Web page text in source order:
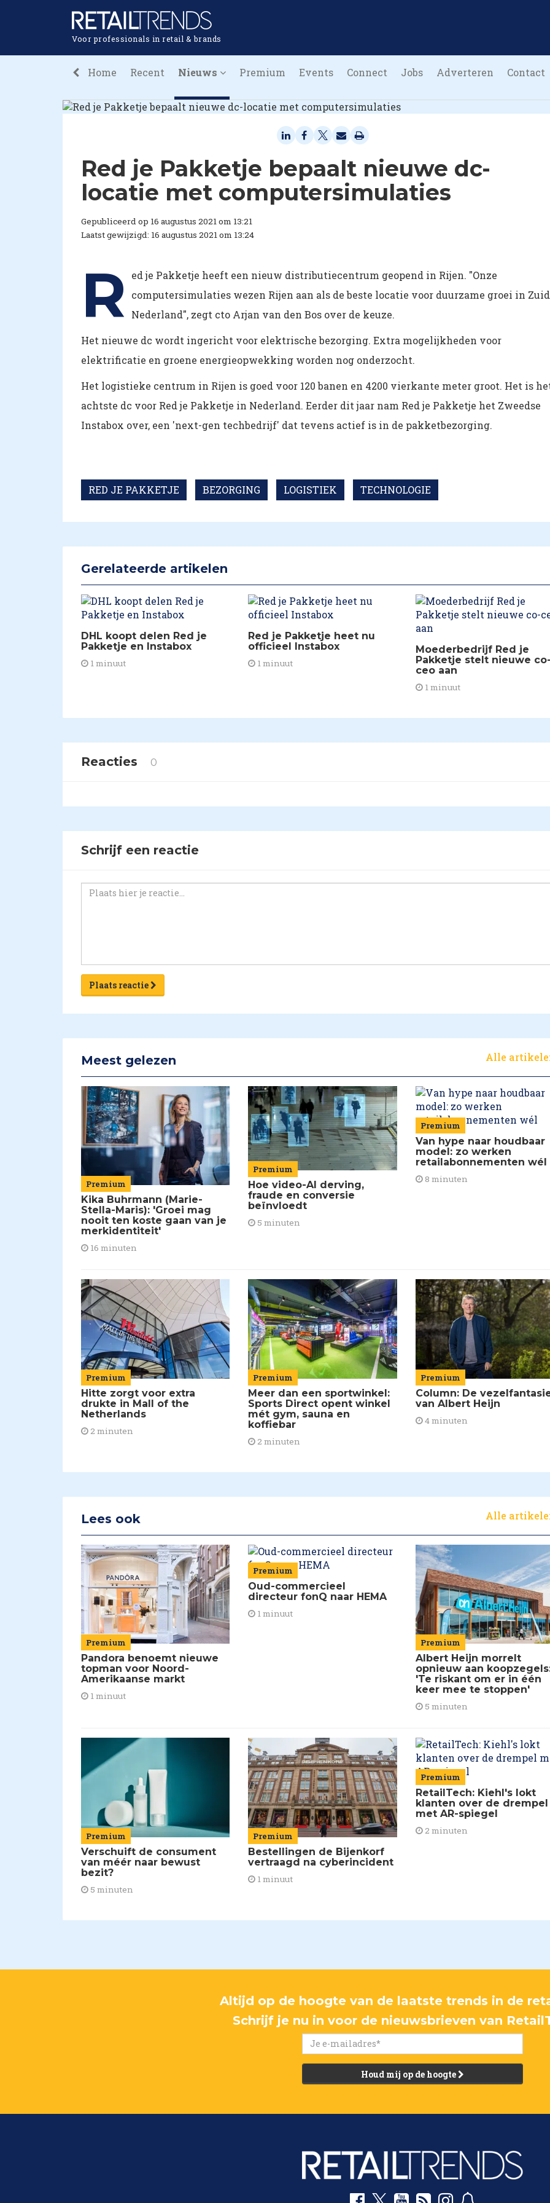
Voor professionals in retail & brands
Home Recent Nieuws Premium Events Connect Jobs Adverteren Contact
Red je Pakketje bepaalt nieuwe dc-
locatie met computersimulaties
Gepubliceerd op 16 augustus 2021 om 13:21
Laatst gewijzigd: 16 augustus 2021 om 13:24
R
ed je Pakketje heeft een nieuw distributiecentrum geopend in Rijen. "Onze
computersimulaties wezen Rijen aan als de beste locatie voor duurzame groei in
Nederland", zegt cto Arjan van den Bos over de keuze.
Het nieuwe dc wordt ingericht voor elektrische bezorging. Extra mogelijkheden voor
elektrificatie en groene energieopwekking worden nog onderzocht.
Het logistieke centrum in Rijen is goed voor 120 banen en 4200 vierkante meter groot. Het is
achtste dc voor Red je Pakketje in Nederland. Eerder dit jaar nam Red je Pakketje het Zweedse
Instabox over, een 'next-gen techbedrijf' dat tevens actief is in de pakketbezorging.
RED JE PAKKETJE BEZORGING LOGISTIEK TECHNOLOGIE
Gerelateerde artikelen
DHL koopt delen Red je
Pakketje en Instabox
1 minuut
Red je Pakketje heet nu
officieel Instabox
1 minuut
Moederbedrijf Red je
Pakketje stelt nieuwe
ceo aan
1 minuut
Reacties 0
Schrijf een reactie
Plaats reactie
Meest gelezen Alle
Premium
Kika Buhrmann (Marie-
Stella-Maris): 'Groei mag
nooit ten koste gaan van je
merkidentiteit'
16 minuten
Premium
Hoe video-AI derving,
fraude en conversie
beïnvloedt
5 minuten
Premium
Van hype naar houdbaar
model: zo werken
retailabonnementen wél
8 minuten
Premium
Hitte zorgt voor extra
drukte in Mall of the
Netherlands
2 minuten
Premium
Meer dan een sportwinkel:
Sports Direct opent winkel
mét gym, sauna en
koffiebar
2 minuten
Premium
Column: De
van Albert Heijn
4 minuten
Lees ook Alle
Premium
Pandora benoemt nieuwe
topman voor Noord-
Amerikaanse markt
1 minuut
Premium
Oud-commercieel
directeur fonQ naar HEMA
1 minuut
Premium
Albert Heijn morrelt
opnieuw aan
'Te riskant om er in één
keer mee te stoppen'
5 minuten
Premium
Verschuift de consument
van méér naar bewust
bezit?
5 minuten
Premium
Bestellingen de Bijenkorf
vertraagd na cyberincident
1 minuut
Premium
RetailTech: Kiehl's lokt
klanten over de drempel
met AR-spiegel
2 minuten
Altijd op de hoogte van de laatste trends in de
Schrijf je nu in voor de nieuwsbrieven van
Houd mij op de hoogte